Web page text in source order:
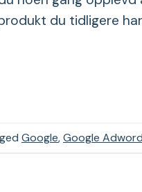
du tidligere
Google,Google